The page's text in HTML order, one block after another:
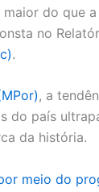
do que
no
.
, a
do país
da história.
meio do